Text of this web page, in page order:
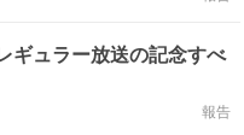
ギュラー放送の記念すべ
報告